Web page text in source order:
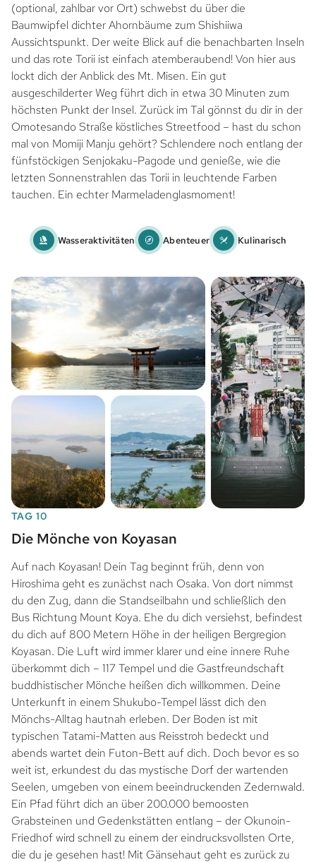
(optional, zahlbar vor Ort) schwebst du über die
Baumwipfel dichter Ahornbäume zum Shishiiwa
Aussichtspunkt. Der weite Blick auf die benachbarten Inseln
und das rote Torii ist einfach atemberaubend! Von hier aus
lockt dich der Anblick des Mt. Misen. Ein gut
ausgeschilderter Weg führt dich in etwa 30 Minuten zum
höchsten Punkt der Insel. Zurück im Tal gönnst du dir in der
Omotesando Straße köstliches Streetfood – hast du schon
mal von Momiji Manju gehört? Schlendere noch entlang der
fünfstöckigen Senjokaku-Pagode und genieße, wie die
letzten Sonnenstrahlen das Torii in leuchtende Farben
tauchen. Ein echter Marmeladenglasmoment!
Wasseraktivitäten Abenteuer Kulinarisch
TAG 10
Die Mönche von Koyasan
Auf nach Koyasan! Dein Tag beginnt früh, denn von
Hiroshima geht es zunächst nach Osaka. Von dort nimmst
du den Zug, dann die Standseilbahn und schließlich den
Bus Richtung Mount Koya. Ehe du dich versiehst, befindest
du dich auf 800 Metern Höhe in der heiligen Bergregion
Koyasan. Die Luft wird immer klarer und eine innere Ruhe
überkommt dich – 117 Tempel und die Gastfreundschaft
buddhistischer Mönche heißen dich willkommen. Deine
Unterkunft in einem Shukubo-Tempel lässt dich den
Mönchs-Alltag hautnah erleben. Der Boden ist mit
typischen Tatami-Matten aus Reisstroh bedeckt und
abends wartet dein Futon-Bett auf dich. Doch bevor es so
weit ist, erkundest du das mystische Dorf der wartenden
Seelen, umgeben von einem beeindruckenden Zedernwald.
Ein Pfad führt dich an über 200.000 bemoosten
Grabsteinen und Gedenkstätten entlang – der Okunoin-
Friedhof wird schnell zu einem der eindrucksvollsten Orte,
die du je gesehen hast! Mit Gänsehaut geht es zurück zu